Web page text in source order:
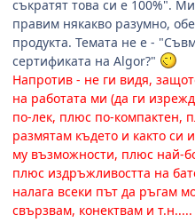
съкратят това си е 100%".
правим някакво разумно,
продукта. Темата не е -
сертификата на Algor?"
Напротив - не ги видя,
на работата ми (да ги
по-лек, плюс по-компактен,
размятам където и както
му възможности, плюс най-
плюс издръжливостта на
налага всеки път да ръгам
свързвам, конектвам и т.н.....